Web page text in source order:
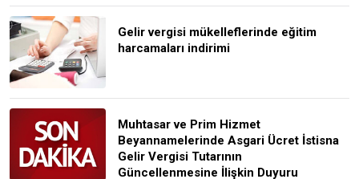
Gelir vergisi mükelleflerinde eğitim
harcamaları indirimi
Muhtasar ve Prim Hizmet
Beyannamelerinde Asgari Ücret İstisna
Gelir Vergisi Tutarının
Güncellenmesine İlişkin Duyuru